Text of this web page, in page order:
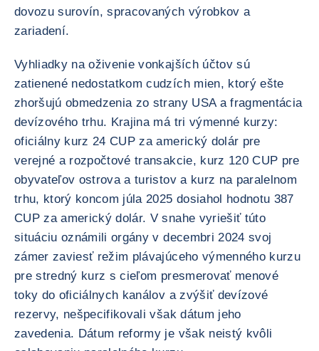
dovozu surovín, spracovaných výrobkov a
zariadení.
Vyhliadky na oživenie vonkajších účtov sú
zatienené nedostatkom cudzích mien, ktorý ešte
zhoršujú obmedzenia zo strany USA a fragmentácia
devízového trhu. Krajina má tri výmenné kurzy:
oficiálny kurz 24 CUP za americký dolár pre
verejné a rozpočtové transakcie, kurz 120 CUP pre
obyvateľov ostrova a turistov a kurz na paralelnom
trhu, ktorý koncom júla 2025 dosiahol hodnotu 387
CUP za americký dolár. V snahe vyriešiť túto
situáciu oznámili orgány v decembri 2024 svoj
zámer zaviesť režim plávajúceho výmenného kurzu
pre stredný kurz s cieľom presmerovať menové
toky do oficiálnych kanálov a zvýšiť devízové
rezervy, nešpecifikovali však dátum jeho
zavedenia. Dátum reformy je však neistý kvôli